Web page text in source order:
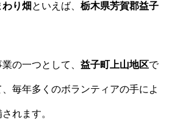
り畑 といえば、 栃木県芳賀郡益子
の一つとして、 益子町上山地区で
、毎年多くのボランティアの手によ
れます。